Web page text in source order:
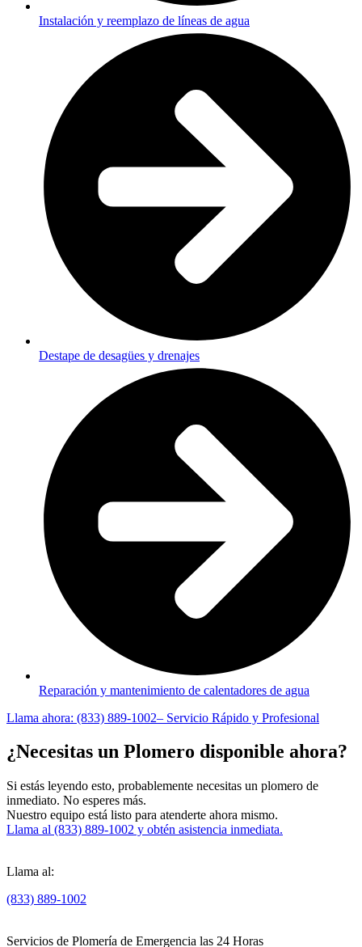
Instalación y reemplazo de líneas de agua
Destape de desagües y drenajes
Reparación y mantenimiento de calentadores de agua
Llama ahora: (833) 889-1002– Servicio Rápido y Profesional
¿Necesitas un Plomero disponible ahora?
Si estás leyendo esto, probablemente necesitas un plomero de
inmediato. No esperes más.
Nuestro equipo está listo para atenderte ahora mismo.
Llama al (833) 889-1002 y obtén asistencia inmediata.
Llama al:
(833) 889-1002
Servicios de Plomería de Emergencia las 24 Horas